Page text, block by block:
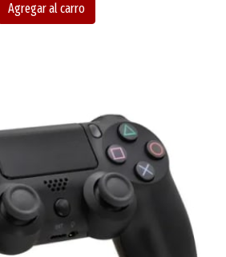
Agregar al carro